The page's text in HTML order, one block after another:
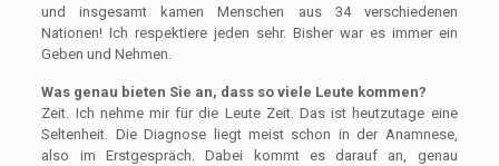
und insgesamt kamen Menschen aus 34 verschiedenen
Nationen! Ich respektiere jeden sehr. Bisher war es immer ein
Geben und Nehmen.
Was genau bieten Sie an, dass so viele Leute kommen?
Zeit. Ich nehme mir für die Leute Zeit. Das ist heutzutage eine
Seltenheit. Die Diagnose liegt meist schon in der Anamnese,
also im Erstgespräch. Dabei kommt es darauf an, genau